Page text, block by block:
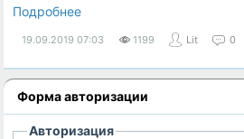
Подробнее
19.09.2019 07:03 1199 Lit 0
Форма авторизации
Авторизация